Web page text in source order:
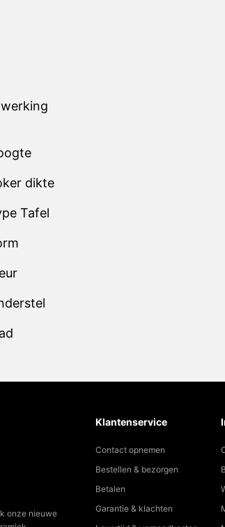
dikte
Tafel
onze nieuwe
Klantenservice
Contact opnemen
Bestellen & bezorgen
Betalen
Garantie & klachten